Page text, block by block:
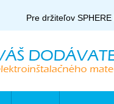
Pre držiteľov